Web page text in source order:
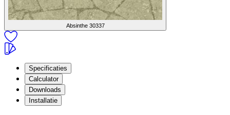
Absinthe 30337
Specificaties
Calculator
Downloads
Installatie